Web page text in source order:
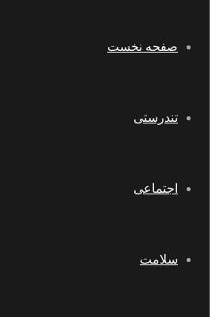
صفحه نخست
تندرستی
اجتماعی
سلامت